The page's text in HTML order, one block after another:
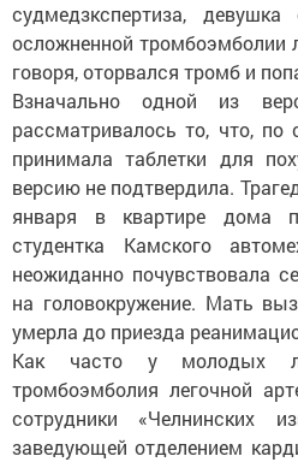
судмедзкспертиза, девушка
осложненной тромбоэмболии
говоря, оторвался тромб и
Bзначально одной из
рассматривалось то, что,
принимала таблетки для
версию не подтвердила.
января в квартире дома
студентка Камского
неожиданно почувствовала
на головокружение. Мать
умерла до приезда
Как часто у молодых
тромбоэмболия легочной
сотрудники «Челнинских
заведующей отделением